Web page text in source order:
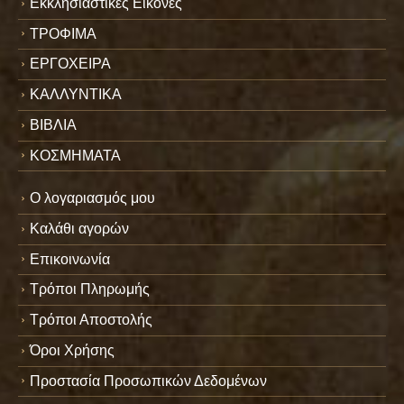
ΤΡΟΦΙΜΑ
ΕΡΓΟΧΕΙΡΑ
ΚΑΛΛΥΝΤΙΚΑ
ΒΙΒΛΙΑ
ΚΟΣΜΗΜΑΤΑ
Ο λογαριασμός μου
Καλάθι αγορών
Επικοινωνία
Τρόποι Πληρωμής
Τρόποι Αποστολής
Όροι Χρήσης
Προστασία Προσωπικών Δεδομένων